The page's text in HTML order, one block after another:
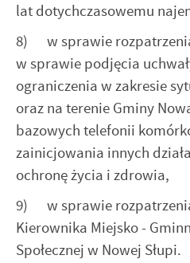
lat dotychczasowemu
8) w sprawie
w sprawie podjęcia
ograniczenia w zakresie
oraz na terenie Gminy
bazowych telefonii
zainicjowania innych
ochronę życia i zdrowia,
9) w sprawie
Kierownika Miejsko -
Społecznej w Nowej Słupi.